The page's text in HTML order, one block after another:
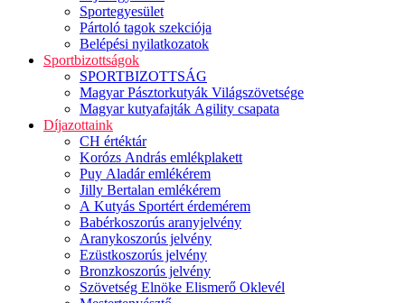
Sportegyesület
Pártoló tagok szekciója
Belépési nyilatkozatok
Sportbizottságok
SPORTBIZOTTSÁG
Magyar Pásztorkutyák Világszövetsége
Magyar kutyafajták Agility csapata
Díjazottaink
CH értéktár
Korózs András emlékplakett
Puy Aladár emlékérem
Jilly Bertalan emlékérem
A Kutyás Sportért érdemérem
Babérkoszorús aranyjelvény
Aranykoszorús jelvény
Ezüstkoszorús jelvény
Bronzkoszorús jelvény
Szövetség Elnöke Elismerő Oklevél